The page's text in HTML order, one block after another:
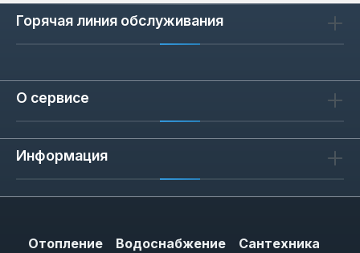
Горячая линия обслуживания
О сервисе
Информация
Отопление Водоснабжение
Сантехника